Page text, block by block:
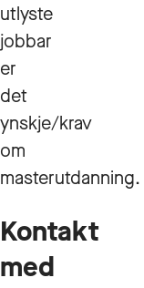
utlyste
jobbar
er
det
ynskje/krav
om
masterutdanning.
Kontakt
med